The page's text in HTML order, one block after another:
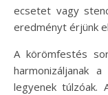
ecsetet vagy
eredményt érjünk
A körömfestés
harmonizáljanak
legyenek túlzóak.